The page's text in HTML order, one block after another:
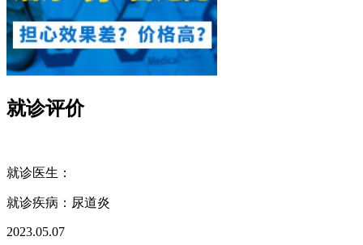
就诊评价
就诊医生：
就诊疾病： 尿道炎
2023.05.07